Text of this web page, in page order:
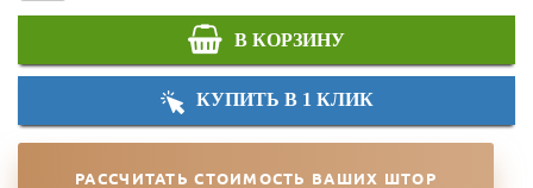
В КОРЗИНУ
КУПИТЬ В 1 КЛИК
РАССЧИТАТЬ СТОИМОСТЬ ВАШИХ ШТОР